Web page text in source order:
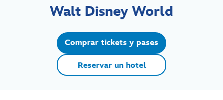
Walt Disney World
Comprar tickets y pases
Reservar un hotel